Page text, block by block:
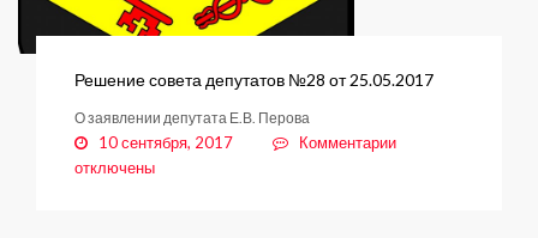
Решение совета депутатов №28 от 25.05.2017
О заявлении депутата Е.В. Перова
10 сентября, 2017 Комментариик
отключены